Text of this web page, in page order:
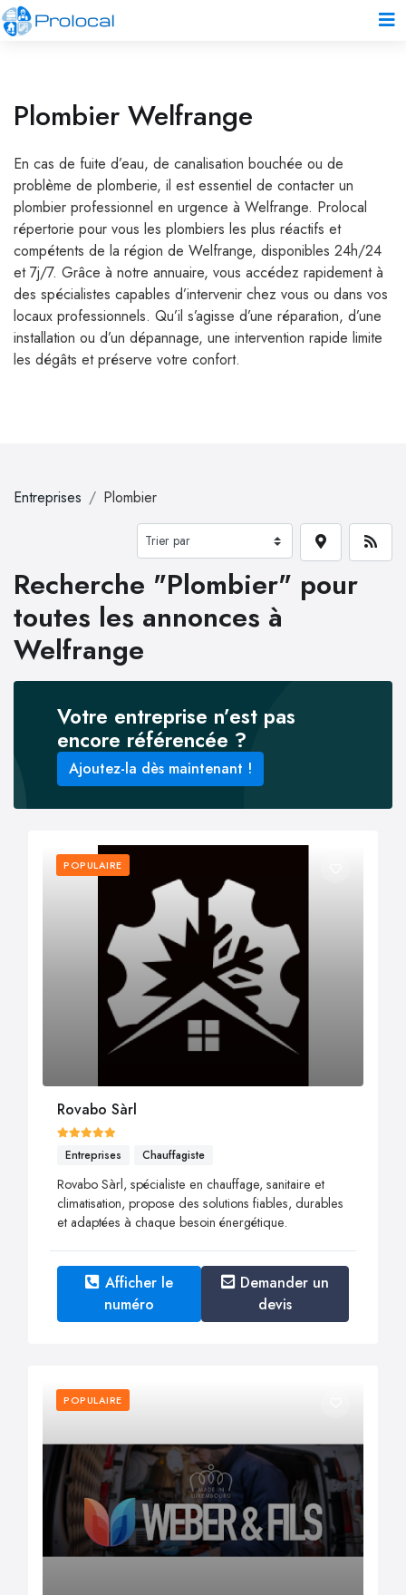
Plombier Welfrange
En cas de fuite d’eau, de canalisation bouchée ou de
problème de plomberie, il est essentiel de contacter un
plombier professionnel en urgence à Welfrange. Prolocal
répertorie pour vous les plombiers les plus réactifs et
compétents de la région de Welfrange, disponibles 24h/24
et 7j/7. Grâce à notre annuaire, vous accédez rapidement à
des spécialistes capables d’intervenir chez vous ou dans vos
locaux professionnels. Qu’il s’agisse d’une réparation, d’une
installation ou d’un dépannage, une intervention rapide limite
les dégâts et préserve votre confort.
Entreprises Plombier
Recherche "Plombier" pour
toutes les annonces à
Welfrange
Votre entreprise n’est pas
encore référencée ?
Ajoutez-la dès maintenant !
POPULAIRE
Rovabo Sàrl
Entreprises Chauffagiste
Rovabo Sàrl, spécialiste en chauffage, sanitaire et
climatisation, propose des solutions fiables, durables
et adaptées à chaque besoin énergétique.
Afficher le
numéro
Demander un
devis
POPULAIRE